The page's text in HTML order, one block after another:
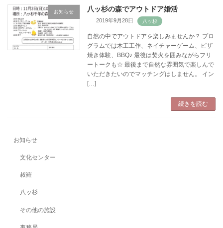
お知らせ 八ッ杉の森でアウトドア婚活
2019年9月28日
自然の中でアウトドアを楽しみませんか？ プロ
グラムでは木工工作、ネイチャーゲーム、ピザ
焼き体験、BBQ♪ 最後は焚火を囲みながらフリ
ートークも☆ 最後まで自然な雰囲気で楽しんで
いただきたいのでマッチングはしません。 イン
[…]
続きを読む
お知らせ
文化センター
叔羅
八ッ杉
その他の施設